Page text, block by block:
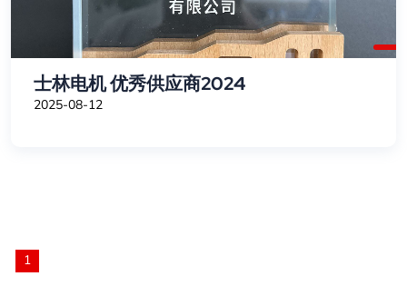
士林电机 优秀供应商2024
2025-08-12
1